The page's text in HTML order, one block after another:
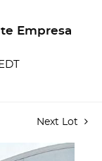
Empresa
Next Lot